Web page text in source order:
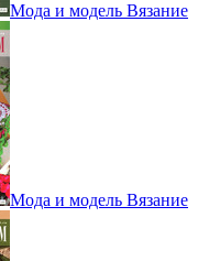
Мода и модель Вязание
Мода и модель Вязание